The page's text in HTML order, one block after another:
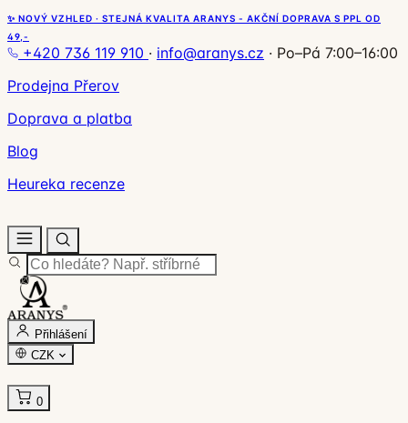
✨ NOVÝ VZHLED · STEJNÁ KVALITA ARANYS - AKČNÍ DOPRAVA S PPL OD
49,-
+420 736 119 910 · info@aranys.cz · Po–Pá 7:00–16:00
Prodejna Přerov
Doprava a platba
Blog
Heureka recenze
Přihlášení
CZK
0